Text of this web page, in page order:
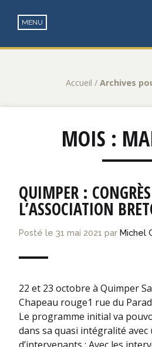
Accueil / Archives
MOIS :
QUIMPER :
L’ASSOCIATION
Posté le 31 mai 2021 par Michel
22 et 23 octobre à Quimper
Chapeau rouge1 rue du
Le programme initial va
dans sa quasi intégralité